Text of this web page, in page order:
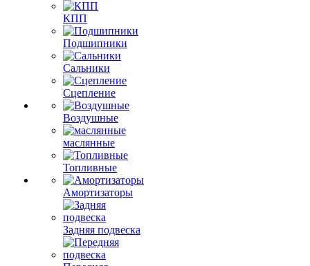
КПП
Подшипники
Сальники
Сцепление
Воздушные
маслянные
Топливные
Амортизаторы
Задняя подвеска